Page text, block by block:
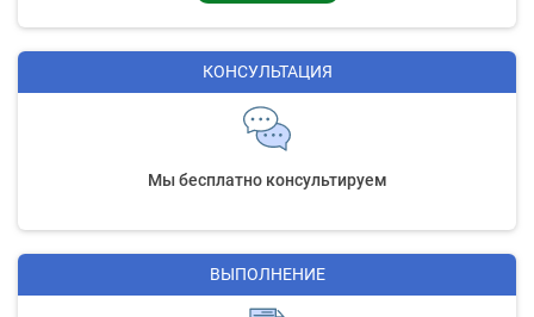
КОНСУЛЬТАЦИЯ
Мы бесплатно консультируем
ВЫПОЛНЕНИЕ